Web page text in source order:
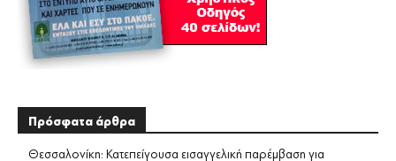
Πρόσφατα άρθρα
Θεσσαλονίκη: Κατεπείγουσα εισαγγελική παρέμβαση για